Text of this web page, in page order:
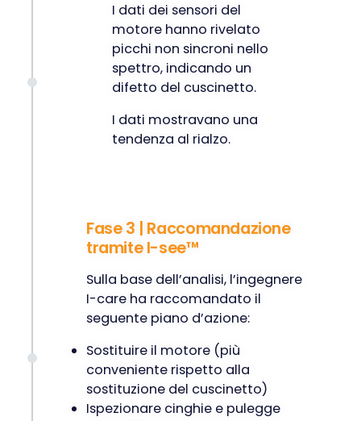
I dati dei sensori del
motore hanno rivelato
picchi non sincroni nello
spettro, indicando un
difetto del cuscinetto.
I dati mostravano una
tendenza al rialzo.
Fase 3 | Raccomandazione
tramite I-see™
Sulla base dell’analisi, l’ingegnere
I-care ha raccomandato il
seguente piano d’azione:
Sostituire il motore (più
conveniente rispetto alla
sostituzione del cuscinetto)
Ispezionare cinghie e pulegge